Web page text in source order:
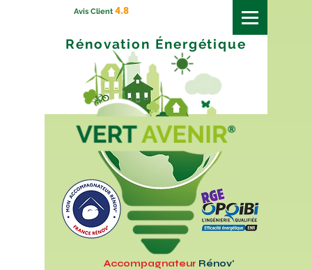
Avis Client 4.8
Rénovation Énergétique
Accompagnateur Rénov'